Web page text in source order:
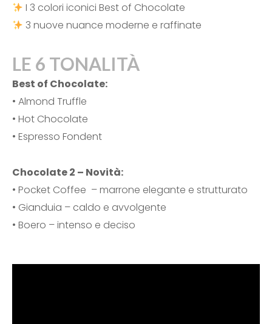
I 3 colori iconici Best of Chocolate
3 nuove nuance moderne e raffinate
LE 6 TONALITÀ
Best of Chocolate:
• Almond Truffle
• Hot Chocolate
• Espresso Fondent
Chocolate 2 – Novità:
• Pocket Coffee – marrone elegante e strutturato
• Gianduia – caldo e avvolgente
• Boero – intenso e deciso